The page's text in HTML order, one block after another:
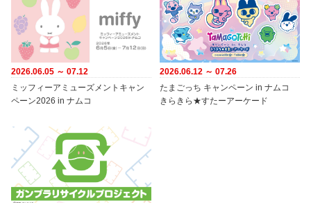
2026.06.05 ～ 07.12
ミッフィーアミューズメントキャン
ペーン2026 in ナムコ
2026.06.12 ～ 07.26
たまごっち キャンペーン in ナムコ
きらきら★すたーアーケード